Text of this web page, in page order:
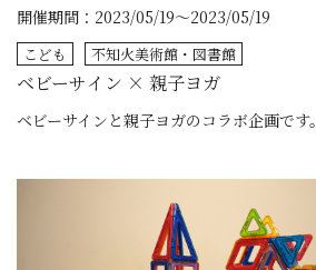
ベビーサイン × 親子ヨガ
開催期間：2023/05/19～2023/05/19
ベビーサインと親子ヨガのコラボ企画です。
こども 不知火美術館・図書館